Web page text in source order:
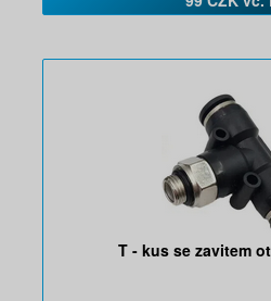
T - kus se zavitem